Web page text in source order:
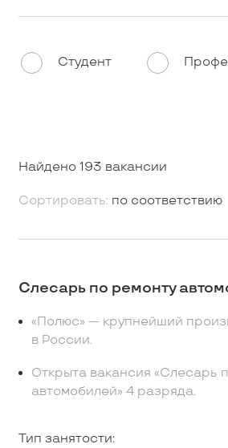
Студент
Сортировать: по соответствию
Найдено 193 вакансии
Cлесарь по ремонту
«Полюс» — крупнейший
в России.
Открыта вакансия «Слесарь
автомобилей» 4 разряда.
Тип занятости: